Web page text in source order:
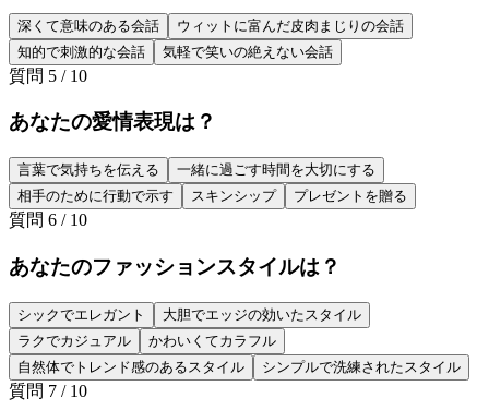
深くて意味のある会話
ウィットに富んだ皮肉まじりの会話
知的で刺激的な会話
気軽で笑いの絶えない会話
質問 5 / 10
あなたの愛情表現は？
言葉で気持ちを伝える
一緒に過ごす時間を大切にする
相手のために行動で示す
スキンシップ プレゼントを贈る
質問 6 / 10
あなたのファッションスタイルは？
シックでエレガント
大胆でエッジの効いたスタイル
ラクでカジュアル
かわいくてカラフル
自然体でトレンド感のあるスタイル
シンプルで洗練されたスタイル
質問 7 / 10